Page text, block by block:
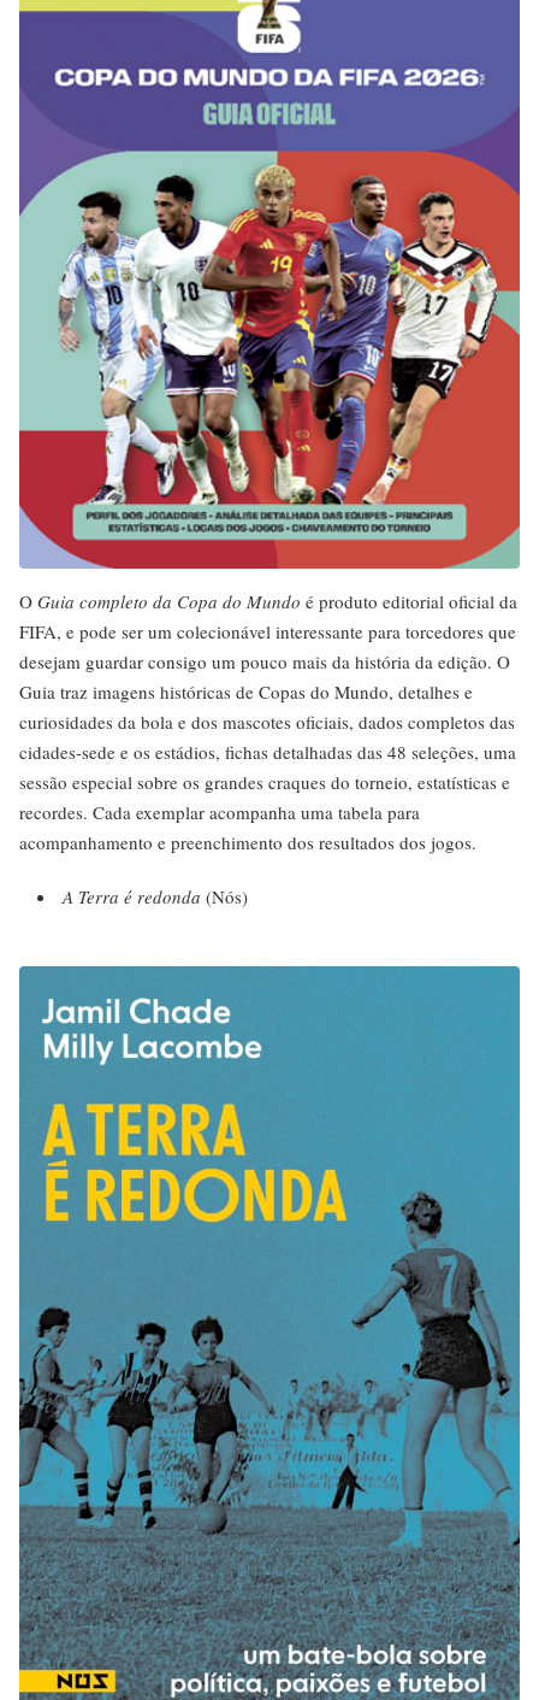
O Guia completo da Copa do Mundo é produto editorial oficial da
FIFA, e pode ser um colecionável interessante para torcedores que
desejam guardar consigo um pouco mais da história da edição. O
Guia traz imagens históricas de Copas do Mundo, detalhes e
curiosidades da bola e dos mascotes oficiais, dados completos das
cidades-sede e os estádios, fichas detalhadas das 48 seleções, uma
sessão especial sobre os grandes craques do torneio, estatísticas e
recordes. Cada exemplar acompanha uma tabela para
acompanhamento e preenchimento dos resultados dos jogos.
A Terra é redonda (Nós)